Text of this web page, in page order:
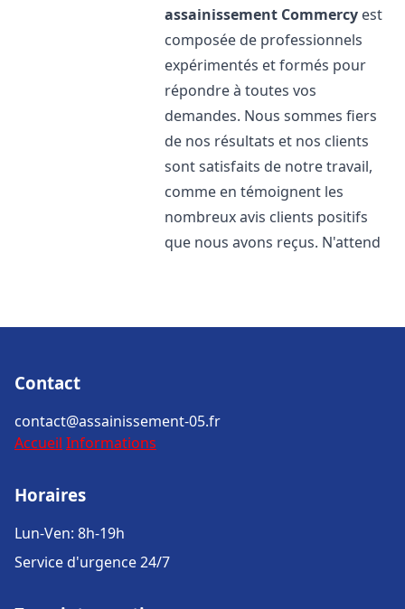
assainissement Commercy est
composée de professionnels
expérimentés et formés pour
répondre à toutes vos
demandes. Nous sommes fiers
de nos résultats et nos clients
sont satisfaits de notre travail,
comme en témoignent les
nombreux avis clients positifs
que nous avons reçus. N'attend
Contact
contact@assainissement-05.fr
Accueil Informations
Horaires
Lun-Ven: 8h-19h
Service d'urgence 24/7